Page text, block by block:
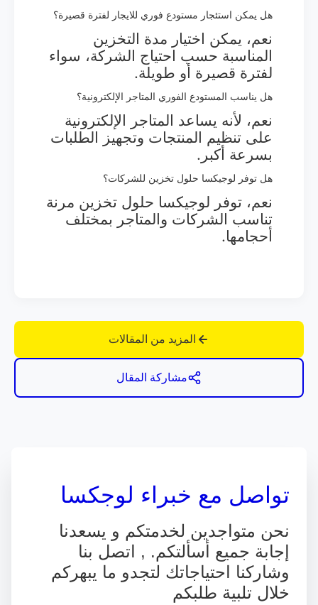
هل يمكن استئجار مستودع فوري للايجار لفترة قصيرة؟
نعم، يمكن اختيار مدة التخزين
المناسبة حسب احتياج الشركة، سواء
لفترة قصيرة أو طويلة.
هل يناسب المستودع الفوري المتاجر الإلكترونية؟
نعم، لأنه يساعد المتاجر الإلكترونية
على تنظيم المنتجات وتجهيز الطلبات
بسرعة أكبر.
هل توفر لوجيكسا حلول تخزين للشركات؟
نعم، توفر لوجيكسا حلول تخزين مرنة
تناسب الشركات والمتاجر بمختلف
أحجامها.
المزيد من المقالات
مشاركة المقال
تواصل مع خبراء لوجكسا
نحن متواجدين لخدمتكم و يسعدنا
إجابة جميع أسألتكم. , اتصل بنا
وشاركنا احتياجاتك لتجدو ما يبهركم
خلال تلبية طلبكم